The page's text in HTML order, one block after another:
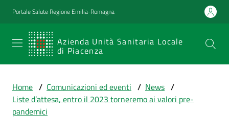
Vai al contenuto
Vai alla navigazione
Vai al footer
Portale Salute Regione Emilia-Romagna
Azienda Unità Sanitaria Locale
di Piacenza
SERVIZIO
SANITARIO
Emilia-
Romagna
Home / Comunicazioni ed eventi / News /
Liste d’attesa, entro il 2023 torneremo ai valori pre-
pandemici